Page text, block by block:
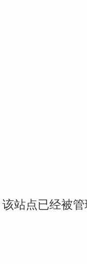
站点已经被